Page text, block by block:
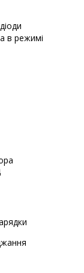
в режимі